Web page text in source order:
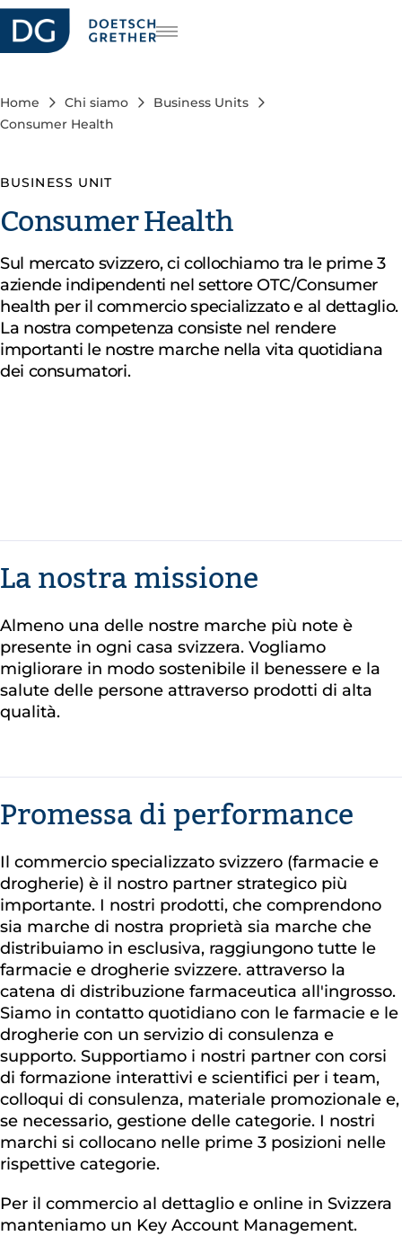
FR
Home Chi siamo
Business Units
Consumer Health
BUSINESS UNIT
Consumer Health
Sul mercato svizzero, ci collochiamo tra le prime 3
aziende indipendenti nel settore OTC/Consumer
health per il commercio specializzato e al dettaglio.
La nostra competenza consiste nel rendere
importanti le nostre marche nella vita quotidiana
dei consumatori.
La nostra missione
Almeno una delle nostre marche più note è
presente in ogni casa svizzera. Vogliamo
migliorare in modo sostenibile il benessere e la
salute delle persone attraverso prodotti di alta
qualità.
Promessa di performance
Il commercio specializzato svizzero (farmacie e
drogherie) è il nostro partner strategico più
importante. I nostri prodotti, che comprendono
sia marche di nostra proprietà sia marche che
distribuiamo in esclusiva, raggiungono tutte le
farmacie e drogherie svizzere. attraverso la
catena di distribuzione farmaceutica all'ingrosso.
Siamo in contatto quotidiano con le farmacie e le
drogherie con un servizio di consulenza e
supporto. Supportiamo i nostri partner con corsi
di formazione interattivi e scientifici per i team,
colloqui di consulenza, materiale promozionale e,
se necessario, gestione delle categorie. I nostri
marchi si collocano nelle prime 3 posizioni nelle
rispettive categorie.
Per il commercio al dettaglio e online in Svizzera
manteniamo un Key Account Management.